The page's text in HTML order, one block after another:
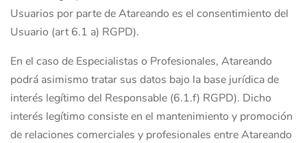
Usuarios por parte de Atareando es el consentimiento del
Usuario (art 6.1 a) RGPD).
En el caso de Especialistas o Profesionales, Atareando
podrá asimismo tratar sus datos bajo la base jurídica de
interés legítimo del Responsable (6.1.f) RGPD). Dicho
interés legítimo consiste en el mantenimiento y promoción
de relaciones comerciales y profesionales entre Atareando